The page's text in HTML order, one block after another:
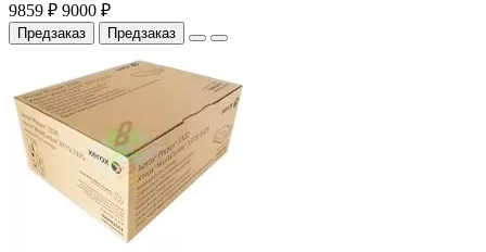
9859 ₽ 9000 ₽
Предзаказ Предзаказ